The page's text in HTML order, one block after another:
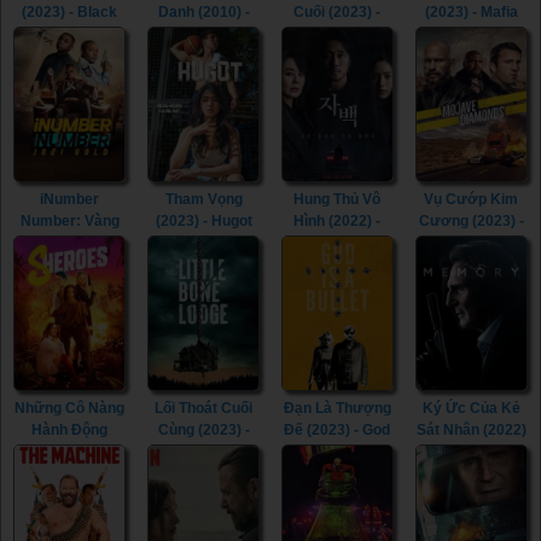
(2023) - Black
Lotus (2023)
Danh (2010) -
The Man from
Nowhere (2010)
Cuối (2023) -
(2023)
(2023) - Mafia
iNumber
Number: Vàng
Johannesburg
(2023) -
iNumber
Number: Jozi
Gold (2023)
Tham Vọng
(2023) - Hugot
Hung Thủ Vô
Hình (2022) -
Confession
(2022)
Vụ Cướp Kim
Cương (2023) -
Mojave
Diamonds
(2023)
Những Cô Nàng
Hành Động
(2023) -
Sheroes (2023)
Lối Thoát Cuối
Cùng (2023) -
Little Bone
Đạn Là Thượng
Đế (2023) - God
Is a Bullet
(2023)
Ký Ức Của Kẻ
Sát Nhân (2022)
- Memory (2022)